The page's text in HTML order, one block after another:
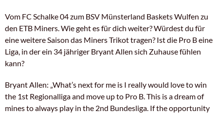
Vom FC Schalke 04 zum BSV Münsterland Baskets Wulfen zu
den ETB Miners. Wie geht es für dich weiter? Würdest du für
eine weitere Saison das Miners Trikot tragen? Ist die Pro B eine
Liga, in der ein 34 jähriger Bryant Allen sich Zuhause fühlen
kann?
Bryant Allen: „What’s next for me is I really would love to win
the 1st Regionalliga and move up to Pro B. This is a dream of
mines to always play in the 2nd Bundesliga. If the opportunity